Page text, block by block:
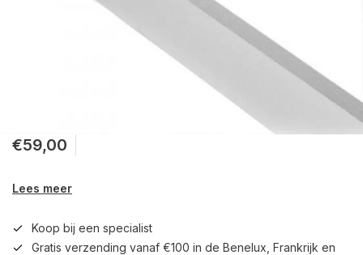
€59,00
Lees meer
Koop bij een specialist
Gratis verzending vanaf €100 in de Benelux, Frankrijk en